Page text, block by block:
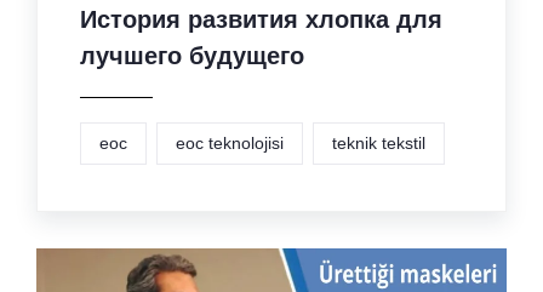
История развития хлопка для
лучшего будущего
eoc eoc teknolojisi teknik tekstil